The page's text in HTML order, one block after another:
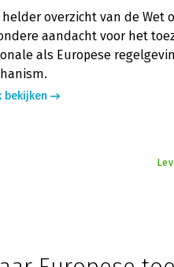
helder overzicht van de
aandacht voor het
als Europese
bekijken